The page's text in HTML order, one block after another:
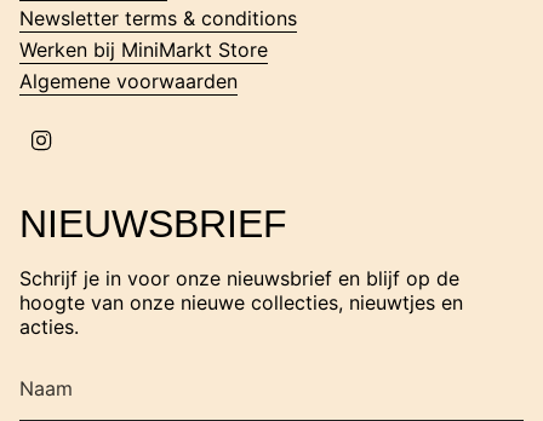
Newsletter terms & conditions
Werken bij MiniMarkt Store
Algemene voorwaarden
g
a
m
NIEUWSBRIEF
Schrijf je in voor onze nieuwsbrief en blijf op de
hoogte van onze nieuwe collecties, nieuwtjes en
acties.